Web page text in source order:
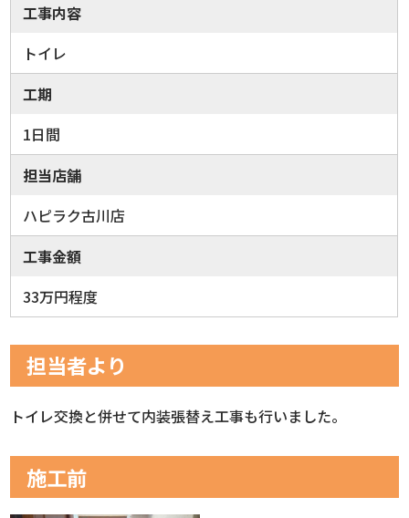
工事内容
トイレ
工期
1日間
担当店舗
ハピラク古川店
工事金額
33万円程度
担当者より
トイレ交換と併せて内装張替え工事も行いました。
施工前